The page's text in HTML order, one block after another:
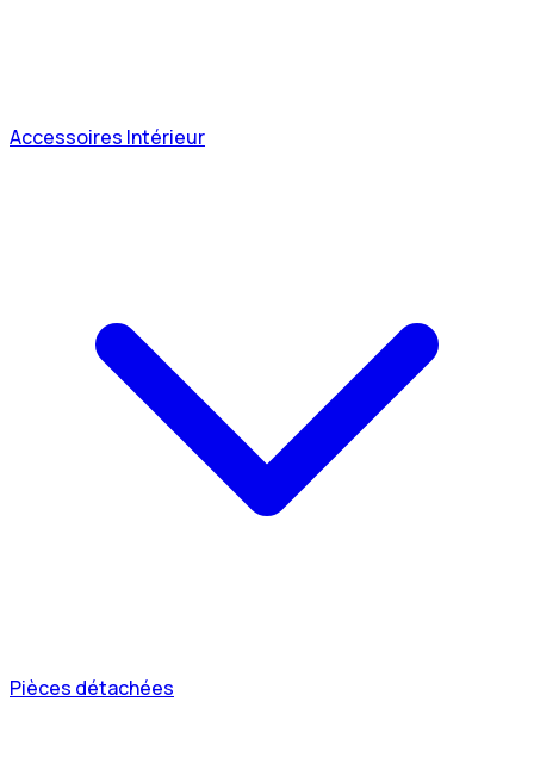
Accessoires Intérieur
Pièces détachées